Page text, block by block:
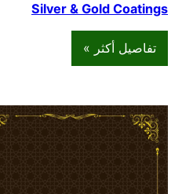
Silver & Gold Coatings
تفاصيل أكثر »